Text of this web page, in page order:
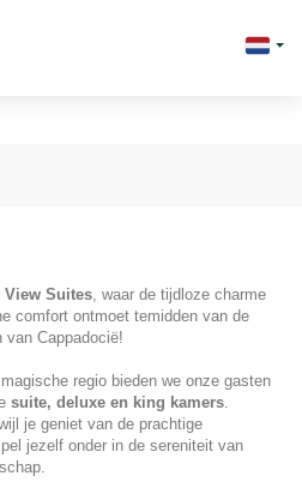
View Suites, waar de tijdloze charme
comfort ontmoet temidden van de
van Cappadocië!
regio bieden we onze gasten
suite, deluxe en king kamers.
jezelf onder in de sereniteit van